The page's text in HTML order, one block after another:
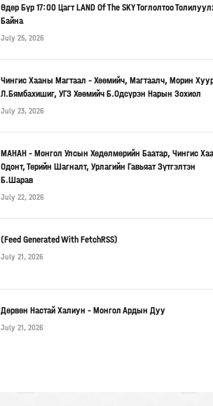
Өдөр Бүр 17:00 Цагт LAND Of The SKY Тоглолтоо
Байна
July 25, 2026
Чингис Хааны Магтаал – Хөөмийч, Магтаалч, Морин
Л.Бямбахишиг, УГЗ Хөөмийч Б.Одсүрэн Нарын Зохиол
July 23, 2026
МАНАН – Монгол Улсын Хөдөлмөрийн Баатар, Чингис
Одонт, Төрийн Шагналт, Урлагийн Гавьяат Зүтгэлтэн
Б.Шарав
July 22, 2026
(Feed Generated With FetchRSS)
July 21, 2026
Дөрвөн Настай Халиун – Монгол Ардын Дуу
July 21, 2026